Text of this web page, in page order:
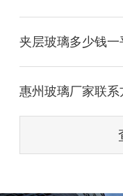
夹层玻璃多少钱一
惠州玻璃厂家联系